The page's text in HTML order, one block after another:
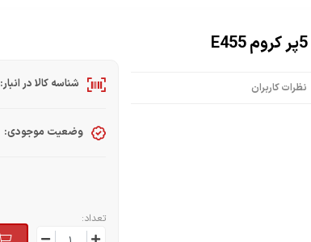
نظرات کاربران شناسه کالا در انبار:
وضعیت موجودی:
تعداد: